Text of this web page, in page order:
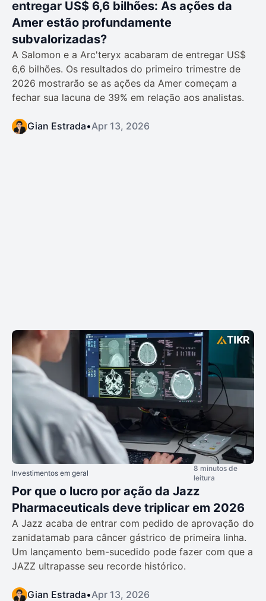
entregar US$ 6,6 bilhões: As ações da
Amer estão profundamente
subvalorizadas?
A Salomon e a Arc'teryx acabaram de entregar US$
6,6 bilhões. Os resultados do primeiro trimestre de
2026 mostrarão se as ações da Amer começam a
fechar sua lacuna de 39% em relação aos analistas.
Gian Estrada•Apr 13, 2026
Investimentos em geral
8 minutos de
leitura
Por que o lucro por ação da Jazz
Pharmaceuticals deve triplicar em 2026
A Jazz acaba de entrar com pedido de aprovação do
zanidatamab para câncer gástrico de primeira linha.
Um lançamento bem-sucedido pode fazer com que a
JAZZ ultrapasse seu recorde histórico.
Gian Estrada•Apr 13, 2026